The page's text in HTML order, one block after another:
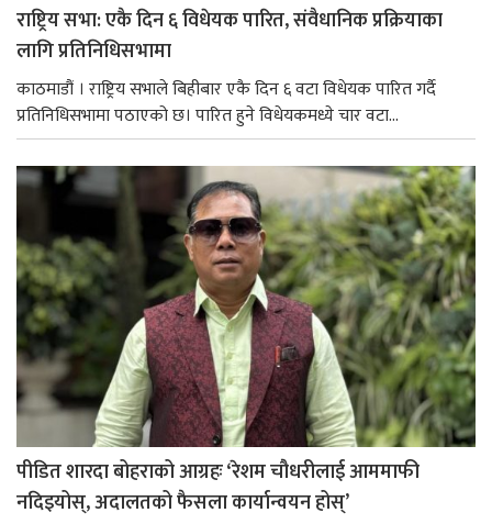
राष्ट्रिय सभा: एकै दिन ६ विधेयक पारित, संवैधानिक प्रक्रियाका
लागि प्रतिनिधिसभामा
काठमाडौं । राष्ट्रिय सभाले बिहीबार एकै दिन ६ वटा विधेयक पारित गर्दै
प्रतिनिधिसभामा पठाएको छ। पारित हुने विधेयकमध्ये चार वटा...
पीडित शारदा बोहराको आग्रहः ‘रेशम चौधरीलाई आममाफी
नदिइयोस्, अदालतको फैसला कार्यान्वयन होस्’